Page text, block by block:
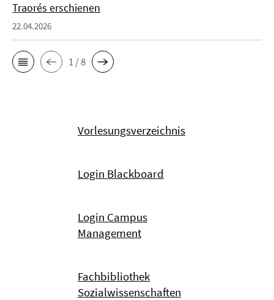
Traorés erschienen
22.04.2026
1 / 8
Vorlesungsverzeichnis
Login Blackboard
Login Campus
Management
Fachbibliothek
Sozialwissenschaften